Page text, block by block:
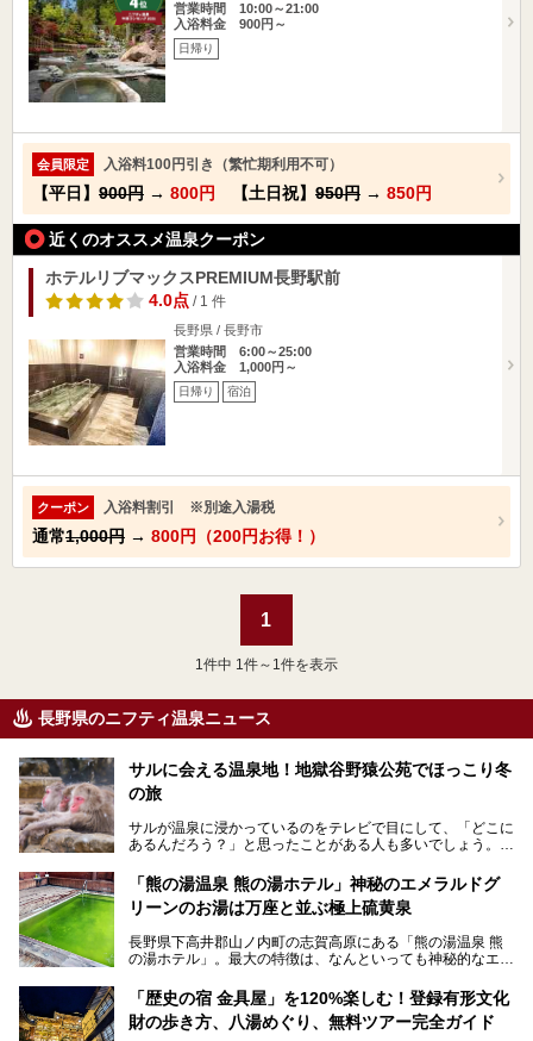
営業時間 10:00～21:00
入浴料金 900円～
日帰り
会員限定 入浴料100円引き（繁忙期利用不可）
【平日】 900円 → 800円 【土日祝】 950円 → 850円
近くのオススメ温泉クーポン
ホテルリブマックスPREMIUM長野駅前
4.0点/ 1 件
長野県 / 長野市
営業時間 6:00～25:00
入浴料金 1,000円～
日帰り 宿泊
クーポン 入浴料割引 ※別途入湯税
通常1,000円 → 800円（200円お得！）
1
1 件中 1件～1件を表示
長野県のニフティ温泉ニュース
サルに会える温泉地！地獄谷野猿公苑でほっこり冬
の旅
サルが温泉に浸かっているのをテレビで目にして、「どこに
あるんだろう？」と思ったことがある人も多いでしょう。
この微笑ましい光景は、長野県にある「地獄谷野猿公苑」で
見られるもので、野生のサルが雪景色の中で温泉に浸かる姿
を間近で観察できます。
本記事では、地獄谷野猿公苑の魅力や見どころ、サルと温泉
との関係性、地獄谷周辺の観光スポットについて紹介しま
ので、野生のサルを観察する貴重な自然体験と温泉をあわせ
て楽しみたい人は、ぜひ参考にしてください。
「熊の湯温泉 熊の湯ホテル」神秘のエメラルドグ
リーンのお湯は万座と並ぶ極上硫黄泉
長野県下高井郡山ノ内町の志賀高原にある「熊の湯温泉 熊
の湯ホテル」。最大の特徴は、なんといっても神秘的なエメ
リピートするファンも多い温泉です。冬はスキーと一緒に楽
しみたい極上の温泉を紹介します。
「歴史の宿 金具屋」を120%楽しむ！登録有形文化
財の歩き方、八湯めぐり、無料ツアー完全ガイド